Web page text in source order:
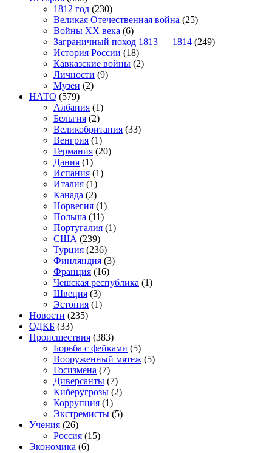
1812 год (230)
Великая Отечественная война (25)
Войны XX века (6)
Заграничный поход 1813 — 1814 (249)
История России (18)
Кавказские войны (2)
Личности (9)
Музеи (2)
НАТО (579)
Албания (1)
Бельгия (2)
Великобритания (33)
Венгрия (1)
Германия (20)
Дания (1)
Испания (1)
Италия (1)
Канада (2)
Норвегия (1)
Польша (11)
Португалия (1)
США (239)
Турция (236)
Финляндия (3)
Франция (16)
Чешская республика (1)
Швеция (3)
Эстония (1)
Новости (235)
ОДКБ (33)
Происшествия (383)
Борьба с фейками (5)
Вооруженный мятеж (5)
Госизмена (7)
Диверсанты (7)
Киберугрозы (2)
Коррупция (1)
Экстремисты (5)
Учения (26)
Россия (15)
Экономика (6)